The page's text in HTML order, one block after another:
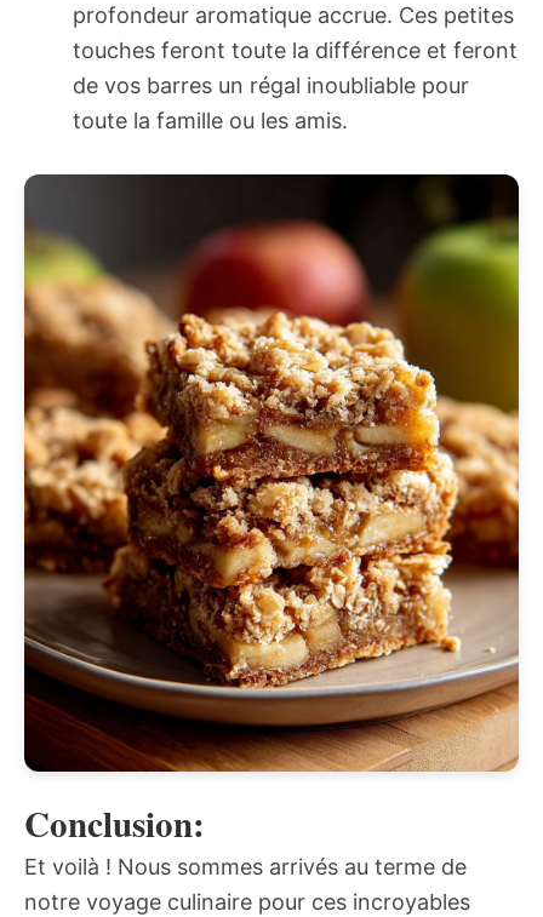
profondeur aromatique accrue. Ces petites
touches feront toute la différence et feront
de vos barres un régal inoubliable pour
toute la famille ou les amis.
Conclusion:
Et voilà ! Nous sommes arrivés au terme de
notre voyage culinaire pour ces incroyables